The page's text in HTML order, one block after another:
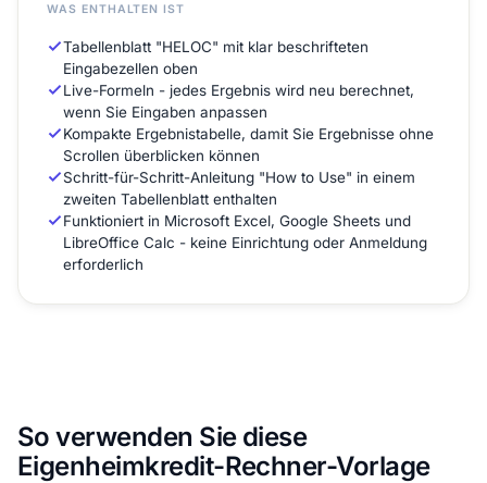
WAS ENTHALTEN IST
Tabellenblatt "HELOC" mit klar beschrifteten
Eingabezellen oben
Live-Formeln - jedes Ergebnis wird neu berechnet,
wenn Sie Eingaben anpassen
Kompakte Ergebnistabelle, damit Sie Ergebnisse ohne
Scrollen überblicken können
Schritt-für-Schritt-Anleitung "How to Use" in einem
zweiten Tabellenblatt enthalten
Funktioniert in Microsoft Excel, Google Sheets und
LibreOffice Calc - keine Einrichtung oder Anmeldung
erforderlich
So verwenden Sie diese
Eigenheimkredit-Rechner-Vorlage